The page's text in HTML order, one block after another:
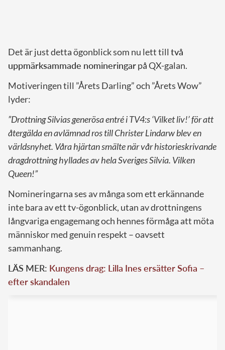
Det är just detta ögonblick som nu lett till två
uppmärksammade nomineringarpå QX-galan.
Motiveringen till ”Årets Darling” och ”Årets Wow”
lyder:
”Drottning Silvias generösa entré i TV4:s ‘Vilket liv!’ för att
återgälda en avlämnad ros till Christer Lindarw blev en
världsnyhet. Våra hjärtan smälte när vår historieskrivande
dragdrottning hyllades av hela Sveriges Silvia. Vilken
Queen!”
Nomineringarna ses av många som ett erkännande
inte bara av ett tv-ögonblick, utan av drottningens
långvariga engagemang och hennes förmåga att möta
människor med genuin respekt – oavsett
sammanhang.
LÄS MER: Kungens drag: Lilla Ines ersätter Sofia –
efter skandalen